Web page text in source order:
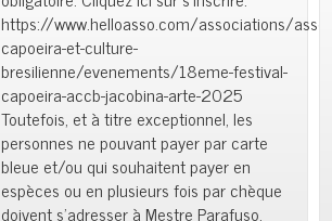
https://www.helloasso.com/associations/
capoeira-et-culture-
bresilienne/evenements/18eme-festival-
capoeira-accb-jacobina-arte-2025
Toutefois, et à titre exceptionnel, les
personnes ne pouvant payer par carte
bleue et/ou qui souhaitent payer en
espèces ou en plusieurs fois par chèque
doivent s’adresser à Mestre Parafuso,